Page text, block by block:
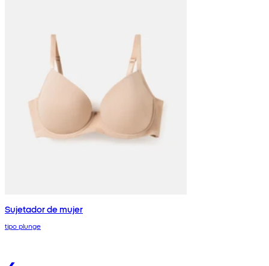
Sujetador de mujer
tipo plunge